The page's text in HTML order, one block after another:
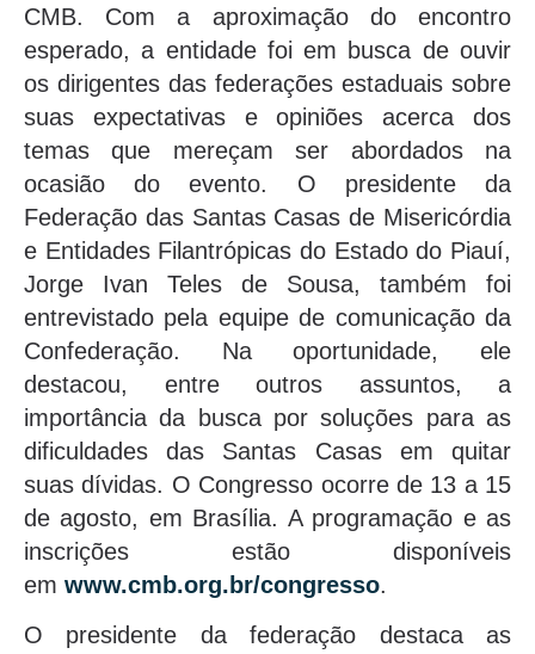
CMB. Com a aproximação do encontro
esperado, a entidade foi em busca de ouvir
os dirigentes das federações estaduais sobre
suas expectativas e opiniões acerca dos
temas que mereçam ser abordados na
ocasião do evento. O presidente da
Federação das Santas Casas de Misericórdia
e Entidades Filantrópicas do Estado do Piauí,
Jorge Ivan Teles de Sousa, também foi
entrevistado pela equipe de comunicação da
Confederação. Na oportunidade, ele
destacou, entre outros assuntos, a
importância da busca por soluções para as
dificuldades das Santas Casas em quitar
suas dívidas. O Congresso ocorre de 13 a 15
de agosto, em Brasília. A programação e as
inscrições estão disponíveis
em www.cmb.org.br/congresso.
O presidente da federação destaca as